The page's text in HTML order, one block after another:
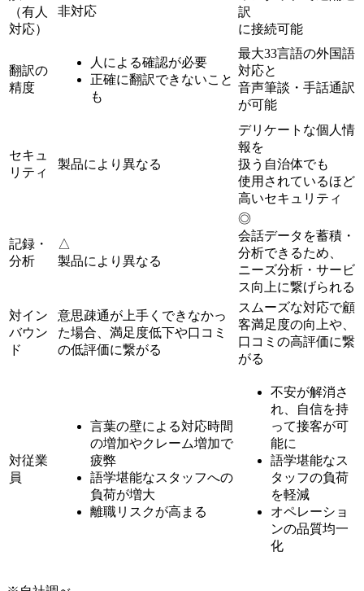
（有人
対応）
非対応
訳
に接続可能
翻訳の
精度
人による確認が必要
正確に翻訳できないこと
も
最大33言語の外国語
対応と
音声筆談・手話通訳
が可能
セキュ
リティ
製品により異なる
デリケートな個人情
報を
扱う自治体でも
使用されているほど
高いセキュリティ
記録・
分析
△
製品により異なる
◎
会話データを蓄積・
分析できるため、
ニーズ分析・サービ
ス向上に繋げられる
対イン
バウン
ド
意思疎通が上手くできなかっ
た場合、満足度低下や口コミ
の低評価に繋がる
スムーズな対応で顧
客満足度の向上や、
口コミの高評価に繋
がる
対従業
員
言葉の壁による対応時間
の増加やクレーム増加で
疲弊
語学堪能なスタッフへの
負荷が増大
離職リスクが高まる
不安が解消さ
れ、自信を持
って接客が可
能に
語学堪能なス
タッフの負荷
を軽減
オペレーショ
ンの品質均一
化